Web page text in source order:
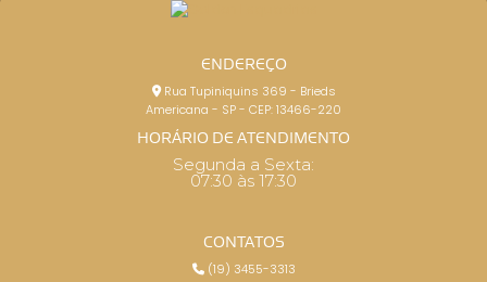
ENDEREÇO
Rua Tupiniquins 369 - Brieds
Americana - SP - CEP: 13466-220
HORÁRIO DE ATENDIMENTO
Segunda a Sexta:
07:30 às 17:30
CONTATOS
(19) 3455-3313